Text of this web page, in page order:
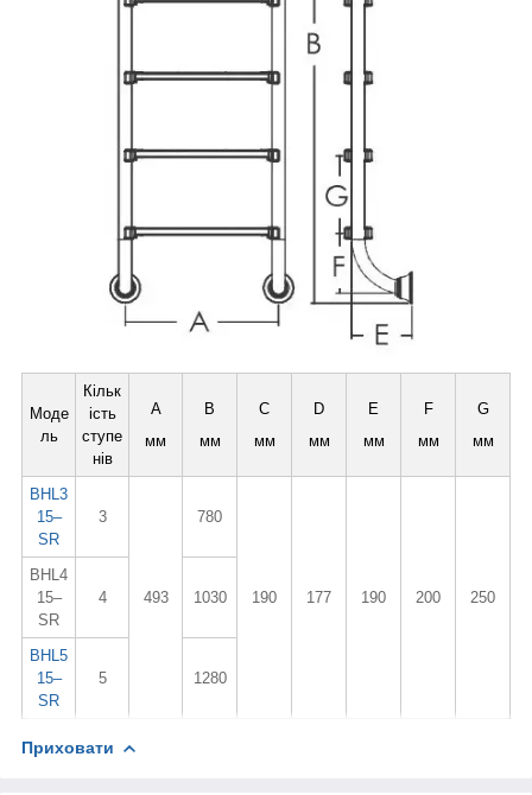
Моде
ль
Кільк
ість
ступе
нів
A
мм
B
мм
C
мм
D
мм
E
мм
F
мм
G
мм
BHL3
15–
SR
3
493
780
190 177 190 200 250
BHL4
15–
SR
4 1030
BHL5
15–
SR
5 1280
Приховати